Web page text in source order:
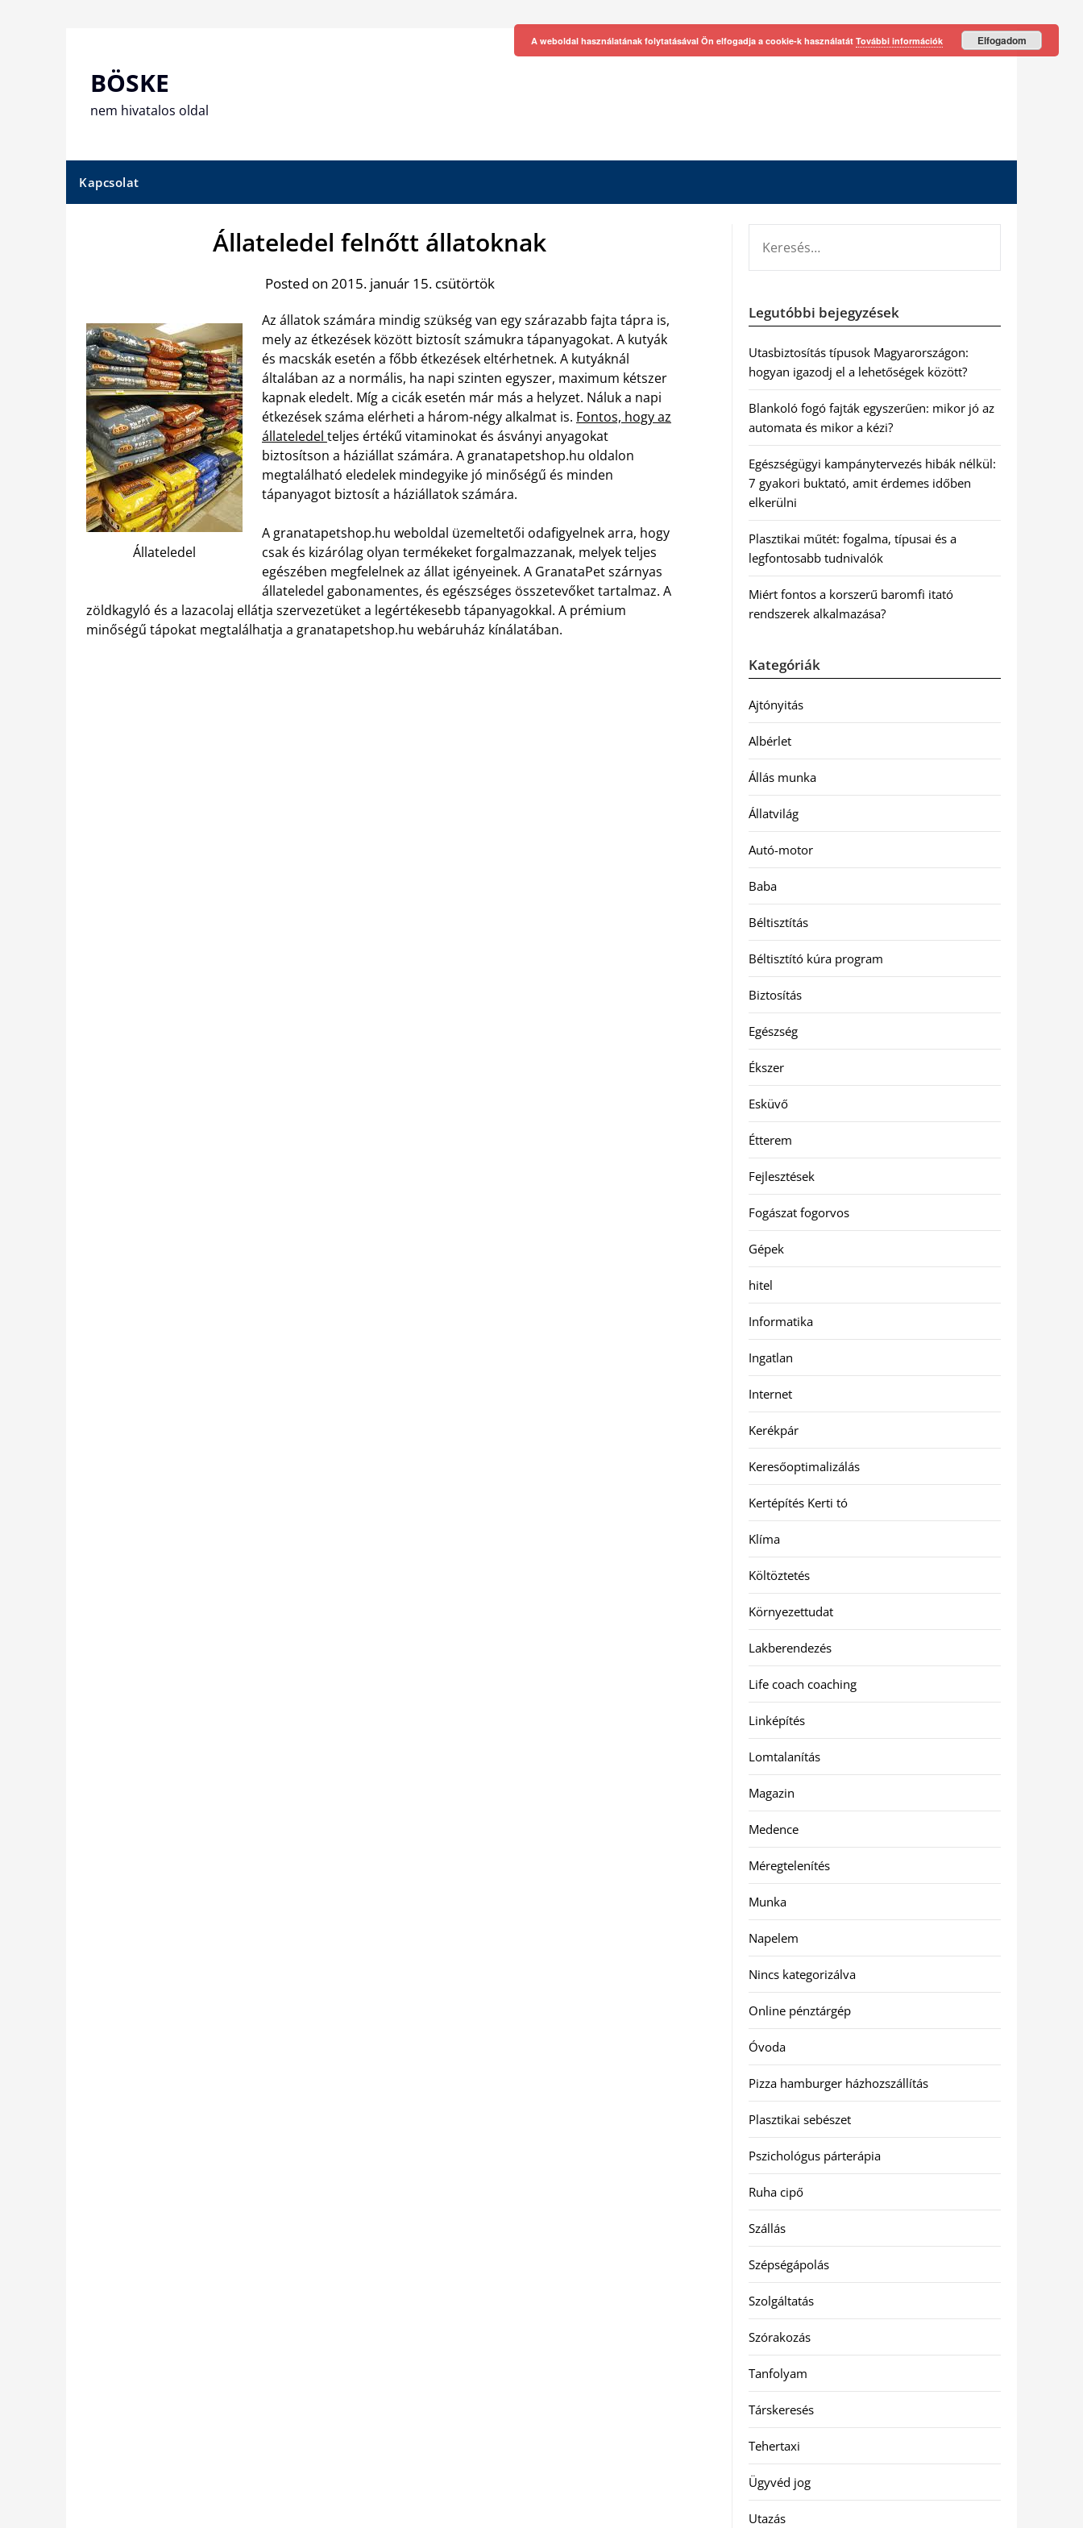
BÖSKE
nem hivatalos oldal
Kapcsolat
Állateledel felnőtt állatoknak
Posted on 2015. január 15. csütörtök
Állateledel
Az állatok számára mindig szükség van egy szárazabb fajta tápra is,
mely az étkezések között biztosít számukra tápanyagokat. A kutyák
és macskák esetén a főbb étkezések eltérhetnek. A kutyáknál
általában az a normális, ha napi szinten egyszer, maximum kétszer
kapnak eledelt. Míg a cicák esetén már más a helyzet. Náluk a napi
étkezések száma elérheti a három-négy alkalmat is. Fontos, hogy az
állateledel teljes értékű vitaminokat és ásványi anyagokat
biztosítson a háziállat számára. A granatapetshop.hu oldalon
megtalálható eledelek mindegyike jó minőségű és minden
tápanyagot biztosít a háziállatok számára.
A granatapetshop.hu weboldal üzemeltetői odafigyelnek arra, hogy
csak és kizárólag olyan termékeket forgalmazzanak, melyek teljes
egészében megfelelnek az állat igényeinek. A GranataPet szárnyas
állateledel gabonamentes, és egészséges összetevőket tartalmaz. A
zöldkagyló és a lazacolaj ellátja szervezetüket a legértékesebb tápanyagokkal. A prémium
minőségű tápokat megtalálhatja a granatapetshop.hu webáruház kínálatában.
Legutóbbi bejegyzések
Utasbiztosítás típusok Magyarországon:
hogyan igazodj el a lehetőségek között?
Blankoló fogó fajták egyszerűen: mikor jó az
automata és mikor a kézi?
Egészségügyi kampánytervezés hibák nélkül:
7 gyakori buktató, amit érdemes időben
elkerülni
Plasztikai műtét: fogalma, típusai és a
legfontosabb tudnivalók
Miért fontos a korszerű baromfi itató
rendszerek alkalmazása?
Kategóriák
Ajtónyitás
Albérlet
Állás munka
Állatvilág
Autó-motor
Baba
Béltisztítás
Béltisztító kúra program
Biztosítás
Egészség
Ékszer
Esküvő
Étterem
Fejlesztések
Fogászat fogorvos
Gépek
hitel
Informatika
Ingatlan
Internet
Kerékpár
Keresőoptimalizálás
Kertépítés Kerti tó
Klíma
Költöztetés
Környezettudat
Lakberendezés
Life coach coaching
Linképítés
Lomtalanítás
Magazin
Medence
Méregtelenítés
Munka
Napelem
Nincs kategorizálva
Online pénztárgép
Óvoda
Pizza hamburger házhozszállítás
Plasztikai sebészet
Pszichológus párterápia
Ruha cipő
Szállás
Szépségápolás
Szolgáltatás
Szórakozás
Tanfolyam
Társkeresés
Tehertaxi
Ügyvéd jog
Utazás
A weboldal használatának folytatásával Ön elfogadja a cookie-k használatát További információk Elfogadom